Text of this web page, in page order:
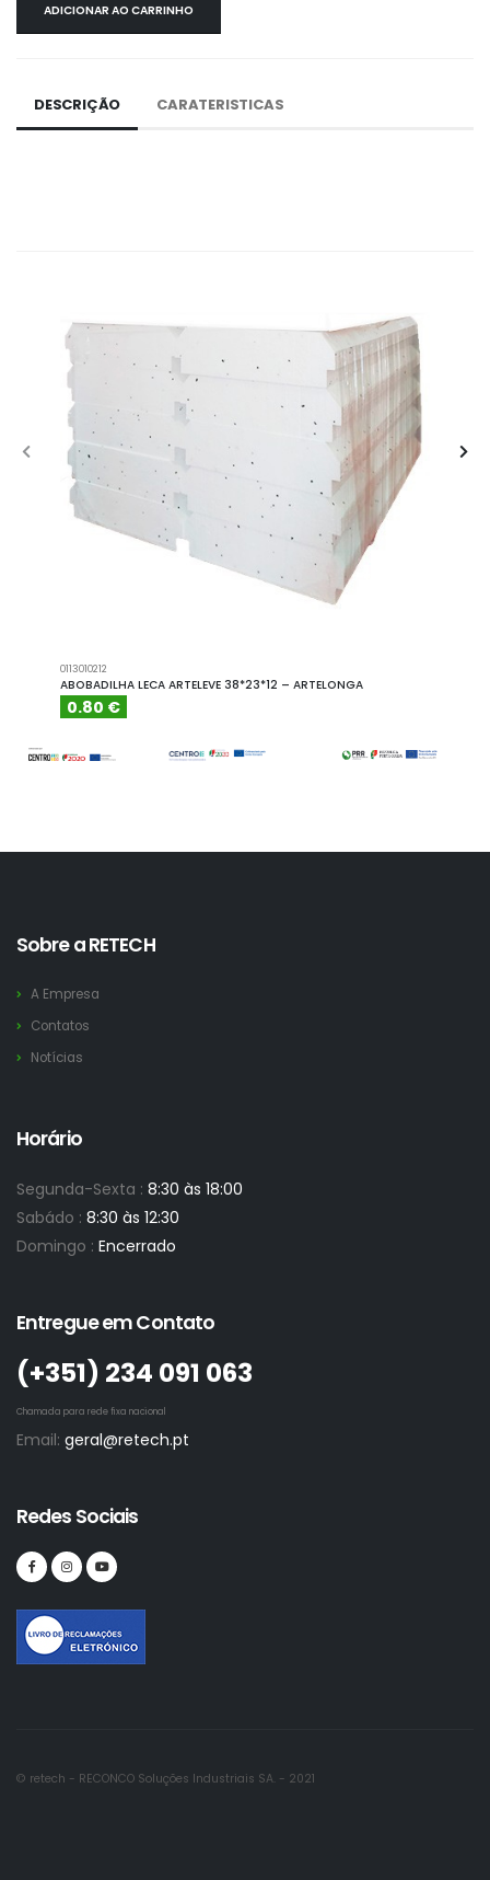
ADICIONAR AO CARRINHO
DESCRIÇÃO CARATERISTICAS
0113010212
ABOBADILHA LECA ARTELEVE 38*23*12 – ARTELONGA
0.80 €
Sobre a RETECH
A Empresa
Contatos
Notícias
Horário
Segunda-Sexta : 8:30 às 18:00
Sabádo : 8:30 às 12:30
Domingo : Encerrado
Entregue em Contato
(+351)­ 234 091 063
Chamada para rede fixa nacional
Email: geral@retech.pt
Redes Sociais
© retech - RECONCO Soluções Industriais SA. - 2021